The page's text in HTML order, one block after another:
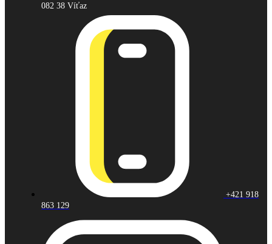
082 38 Víťaz
+421 918
863 129